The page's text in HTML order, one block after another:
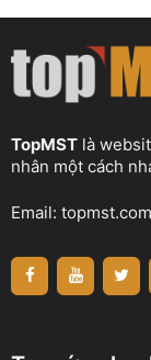
TopMST là
nhân một cách
Email: